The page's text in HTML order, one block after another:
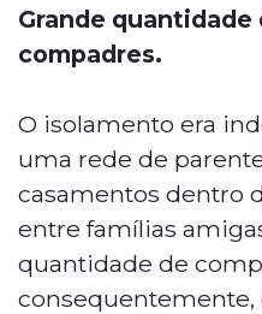
Grande quantidade
compadres.
O isolamento era
uma rede de
casamentos dentro
entre famílias
quantidade de
consequentemente,